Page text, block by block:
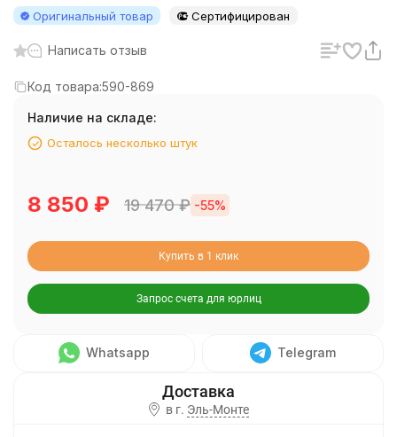
Оригинальный товар Сертифицирован
Написать отзыв
Код товара:590-869
Наличие на складе:
Осталось несколько штук
8 850 ₽ 19 470₽ -55%
Купить в 1 клик
Запрос счета для юрлиц
Whatsapp Telegram
в г. Эль-Монте